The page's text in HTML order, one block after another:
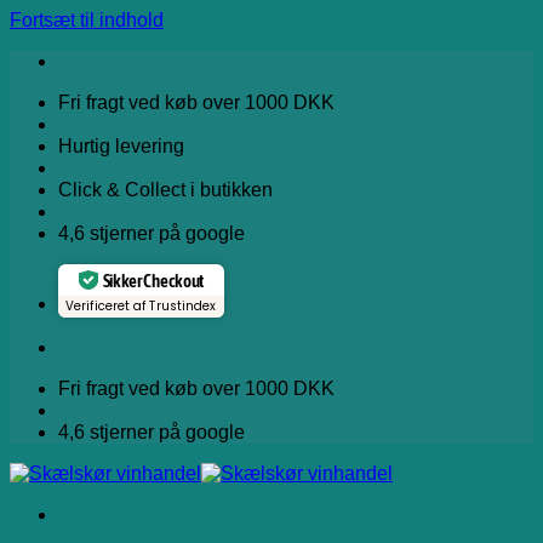
Fortsæt til indhold
Fri fragt ved køb over 1000 DKK
Hurtig levering
Click & Collect i butikken
4,6 stjerner på google
Sikker Checkout
Verificeret af Trustindex
Fri fragt ved køb over 1000 DKK
4,6 stjerner på google